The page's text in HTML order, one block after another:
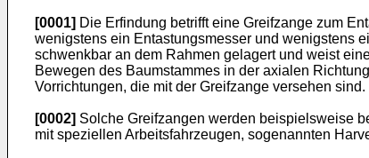
[0001] Die Erfindung betrifft eine Greifzange zum
wenigstens ein Entastungsmesser und wenigstens
schwenkbar an dem Rahmen gelagert und weist
Bewegen des Baumstammes in der axialen
Vorrichtungen, die mit der Greifzange versehen sind.
[0002] Solche Greifzangen werden beispielsweise
mit speziellen Arbeitsfahrzeugen, sogenannten